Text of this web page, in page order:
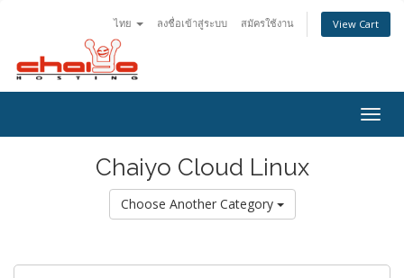
ไทย ลงชื่อเข้าสู่ระบบ สมัครใช้งาน View Cart
Chaiyo Cloud Linux
Choose Another Category